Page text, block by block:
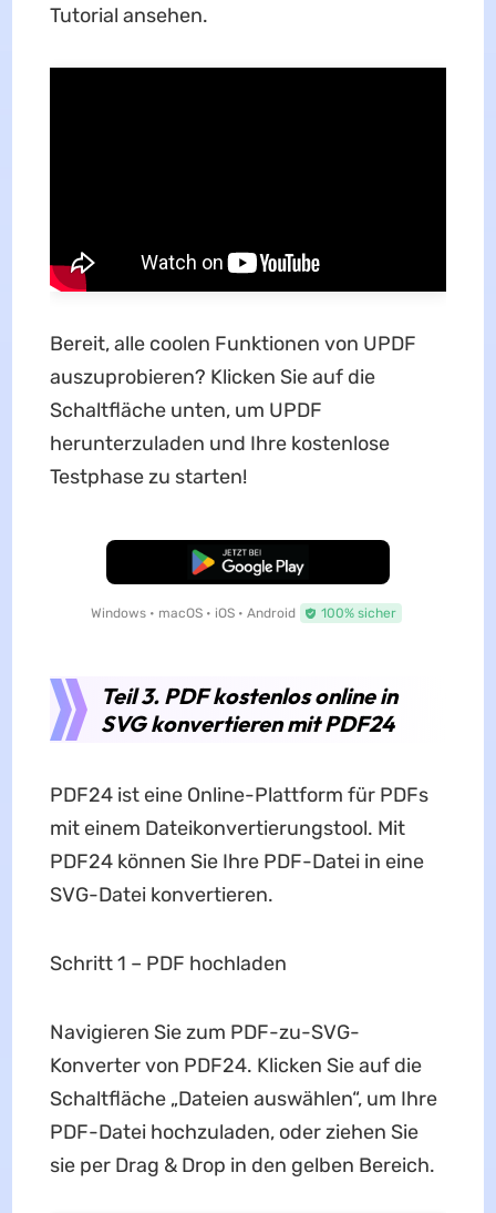
Tutorial ansehen.
Bereit, alle coolen Funktionen von UPDF
auszuprobieren? Klicken Sie auf die
Schaltfläche unten, um UPDF
herunterzuladen und Ihre kostenlose
Testphase zu starten!
Kostenloser Download
Windows • macOS • iOS • Android 100% sicher
Teil 3. PDF kostenlos online in
SVG konvertieren mit PDF24
PDF24 ist eine Online-Plattform für PDFs
mit einem Dateikonvertierungstool. Mit
PDF24 können Sie Ihre PDF-Datei in eine
SVG-Datei konvertieren.
Schritt 1 – PDF hochladen
Navigieren Sie zum PDF-zu-SVG-
Konverter von PDF24. Klicken Sie auf die
Schaltfläche „Dateien auswählen“, um Ihre
PDF-Datei hochzuladen, oder ziehen Sie
sie per Drag & Drop in den gelben Bereich.